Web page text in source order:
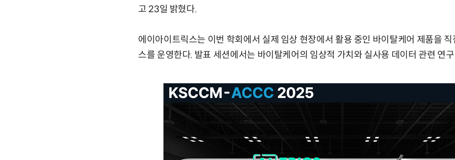
고 23일 밝혔다.
에이아이트릭스는 이번 학회에서 실제 임상 현장에서 활용 중인 바이탈케어 제품을
스를 운영한다. 발표 세션에서는 바이탈케어의 임상적 가치와 실사용 데이터 관련 연